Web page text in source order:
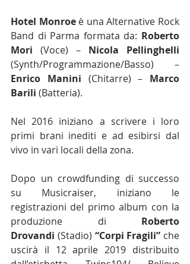
Hotel Monroe è una Alternative Rock
Band di Parma formata da: Roberto
Mori (Voce) – Nicola Pellinghelli
Enrico Manini (Chitarre) – Marco
Barili (Batteria).
Nel 2016 iniziano a scrivere i loro
primi brani inediti e ad esibirsi dal
vivo in vari locali della zona.
Dopo un crowdfunding di successo
su Musicraiser, iniziano le
registrazioni del primo album con la
produzione di Roberto
Drovandi (Stadio) “Corpi Fragili” che
uscirà il 12 aprile 2019 distribuito